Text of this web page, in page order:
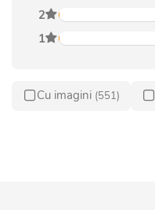
2
1
Cu imagini (551)